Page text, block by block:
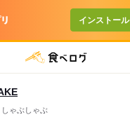
インストール
ゃぶしゃぶ